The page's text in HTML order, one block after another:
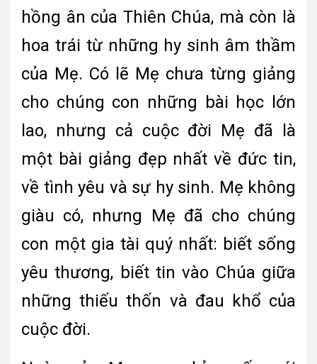
hồng ân của Thiên Chúa, mà còn là
hoa trái từ những hy sinh âm thầm
của Mẹ. Có lẽ Mẹ chưa từng giảng
cho chúng con những bài học lớn
lao, nhưng cả cuộc đời Mẹ đã là
một bài giảng đẹp nhất về đức tin,
về tình yêu và sự hy sinh. Mẹ không
giàu có, nhưng Mẹ đã cho chúng
con một gia tài quý nhất: biết sống
yêu thương, biết tin vào Chúa giữa
những thiếu thốn và đau khổ của
cuộc đời.